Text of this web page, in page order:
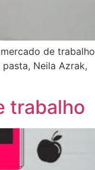
de trabalho
Neila Azrak,
trabalho